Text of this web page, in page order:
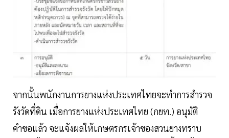
จากนั้นพนักงานการยางแห่งประเทศไทยจะทำการสำรวจ
รังวัดที่ดิน เมื่อการยางแห่งประเทศไทย (กยท.) อนุมัติ
คำขอแล้ว จะแจ้งผลให้เกษตรกรเจ้าของสวนยางทราบ